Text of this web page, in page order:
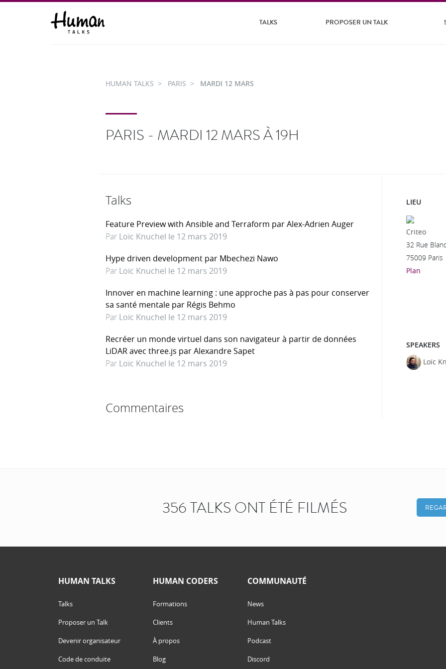
TALKS PROPOSER UN TALK
HUMAN TALKS PARIS MARDI 12 MARS
PARIS - MARDI 12 MARS À 19H
Talks
Feature Preview with Ansible and Terraform par Alex-Adrien Auger
Par Loïc Knuchel le 12 mars 2019
Hype driven development par Mbechezi Nawo
Par Loïc Knuchel le 12 mars 2019
Innover en machine learning : une approche pas à pas pour conserver
sa santé mentale par Régis Behmo
Par Loïc Knuchel le 12 mars 2019
Recréer un monde virtuel dans son navigateur à partir de données
LiDAR avec three.js par Alexandre Sapet
Par Loïc Knuchel le 12 mars 2019
Commentaires
LIEU
Criteo
32 Rue
75009 Paris
Plan
SPEAKERS
Loïc
356 TALKS ONT ÉTÉ FILMÉS
HUMAN TALKS
Talks
Proposer un Talk
Devenir organisateur
Code de conduite
HUMAN CODERS
Formations
Clients
À propos
Blog
COMMUNAUTÉ
News
Human Talks
Podcast
Discord